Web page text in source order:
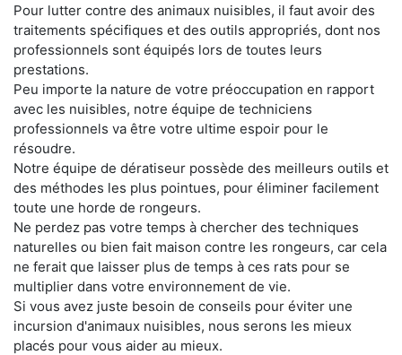
Pour lutter contre des animaux nuisibles, il faut avoir des
traitements spécifiques et des outils appropriés, dont nos
professionnels sont équipés lors de toutes leurs
prestations.
Peu importe la nature de votre préoccupation en rapport
avec les nuisibles, notre équipe de techniciens
professionnels va être votre ultime espoir pour le
résoudre.
Notre équipe de dératiseur possède des meilleurs outils et
des méthodes les plus pointues, pour éliminer facilement
toute une horde de rongeurs.
Ne perdez pas votre temps à chercher des techniques
naturelles ou bien fait maison contre les rongeurs, car cela
ne ferait que laisser plus de temps à ces rats pour se
multiplier dans votre environnement de vie.
Si vous avez juste besoin de conseils pour éviter une
incursion d'animaux nuisibles, nous serons les mieux
placés pour vous aider au mieux.